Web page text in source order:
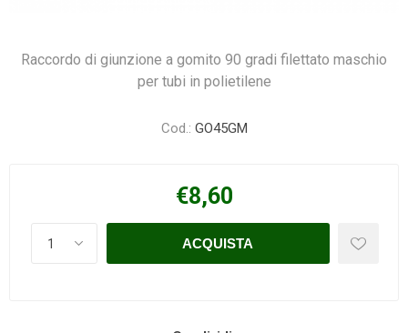
Raccordo di giunzione a gomito 90 gradi filettato maschio
per tubi in polietilene
Cod.: GO45GM
€8,60